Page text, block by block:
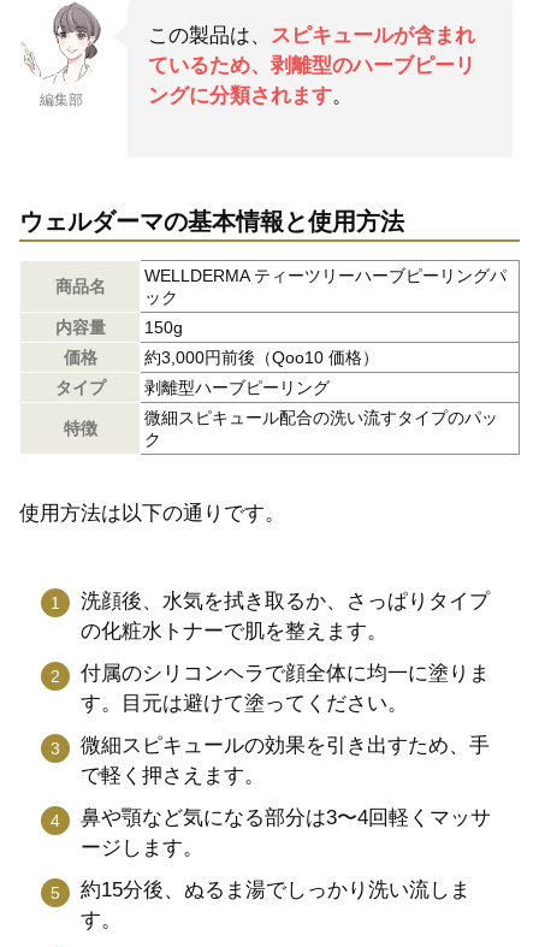
編集部
この製品は、
スピキュールが含まれ
ているため、剥離型のハーブピーリ
ングに分類されます。
ウェルダーマの基本情報と使用方法
商品名
WELLDERMA ティーツリーハーブピーリングパ
ック
内容量
150g
価格
約3,000円前後（Qoo10 価格）
タイプ
剥離型ハーブピーリング
特徴
微細スピキュール配合の洗い流すタイプのパッ
ク
使用方法は以下の通りです。
洗顔後、水気を拭き取るか、さっぱりタイプ
の化粧水トナーで肌を整えます。
付属のシリコンヘラで顔全体に均一に塗りま
す。目元は避けて塗ってください。
微細スピキュールの効果を引き出すため、手
で軽く押さえます。
鼻や顎など気になる部分は3〜4回軽くマッサ
ージします。
約15分後、ぬるま湯でしっかり洗い流しま
す。